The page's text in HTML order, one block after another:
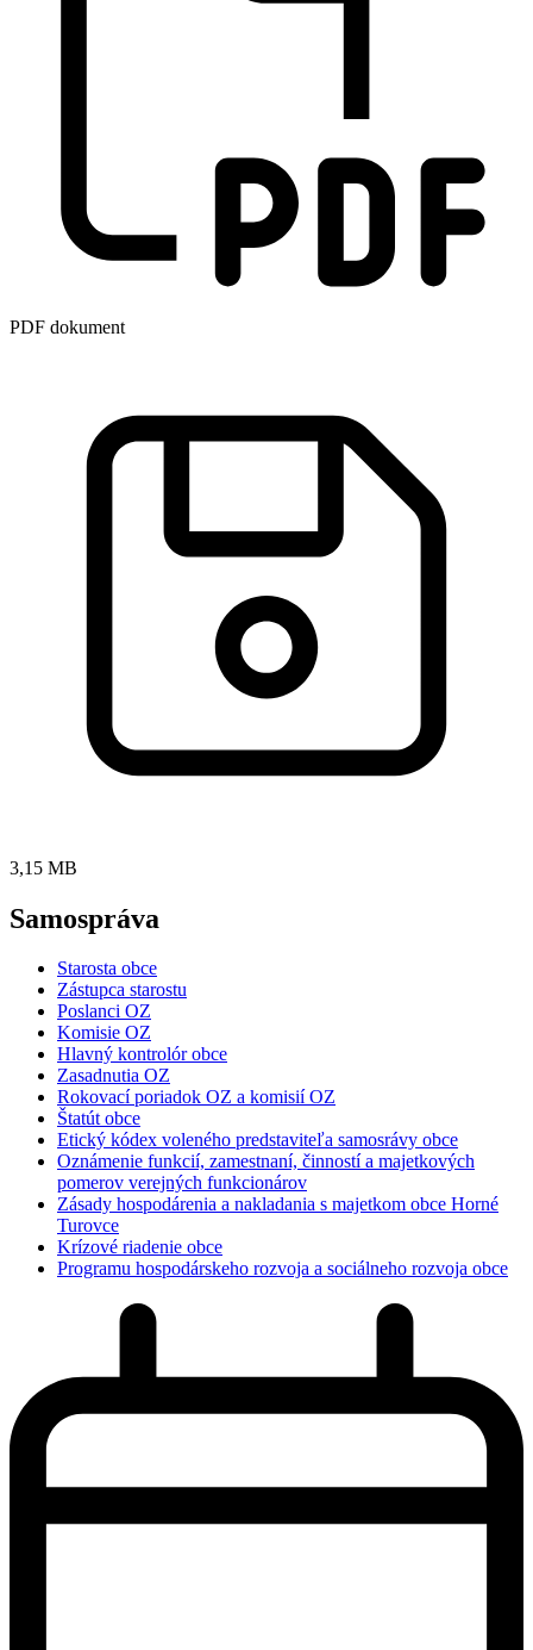
PDF dokument
3,15 MB
Samospráva
Starosta obce
Zástupca starostu
Poslanci OZ
Komisie OZ
Hlavný kontrolór obce
Zasadnutia OZ
Rokovací poriadok OZ a komisií OZ
Štatút obce
Etický kódex voleného predstaviteľa samosrávy obce
Oznámenie funkcií, zamestnaní, činností a majetkových
pomerov verejných funkcionárov
Zásady hospodárenia a nakladania s majetkom obce Horné
Turovce
Krízové riadenie obce
Programu hospodárskeho rozvoja a sociálneho rozvoja obce